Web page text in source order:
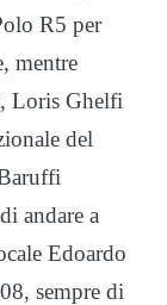
R5 per
mentre
Loris Ghelfi
del
andare a
Edoardo
sempre di